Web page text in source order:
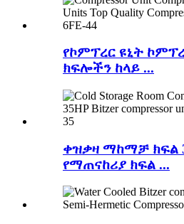
የኮምፕረር ዩኒት
ክፍሎችን ከላይ ...
ቀዝቃዛ ማከማቻ ክፍል
የማጠናከሪያ ክፍል ...